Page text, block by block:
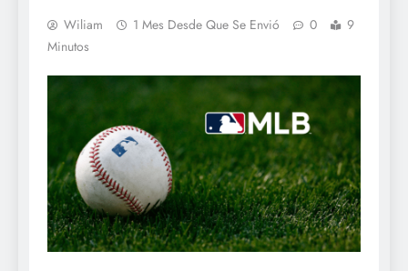
Wiliam 1 Mes Desde Que Se Envió 0
9
Minutos